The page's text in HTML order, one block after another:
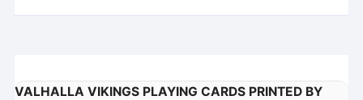
VALHALLA VIKINGS PLAYING CARDS PRINTED BY